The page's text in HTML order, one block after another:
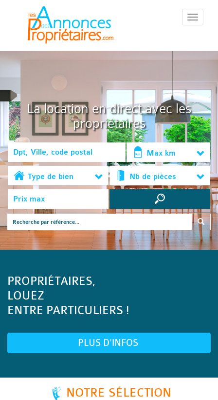
::Menu::
La location en direct avec les
propriétaires
Max km
Type de bien Nb de pièces
PROPRIÉTAIRES,
LOUEZ
ENTRE PARTICULIERS !
PLUS D'INFOS
NOTRE SÉLECTION